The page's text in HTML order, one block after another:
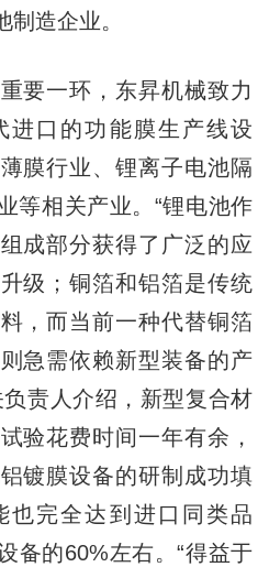
造企业。
一环，东昇机械致力
进口的功能膜生产线设
膜行业、锂离子电池隔
等相关产业。“锂电池作
成部分获得了广泛的应
级；铜箔和铝箔是传统
，而当前一种代替铜箔
急需依赖新型装备的产
责人介绍，新型复合材
验花费时间一年有余，
镀膜设备的研制成功填
也完全达到进口同类品
备的60%左右。“得益于